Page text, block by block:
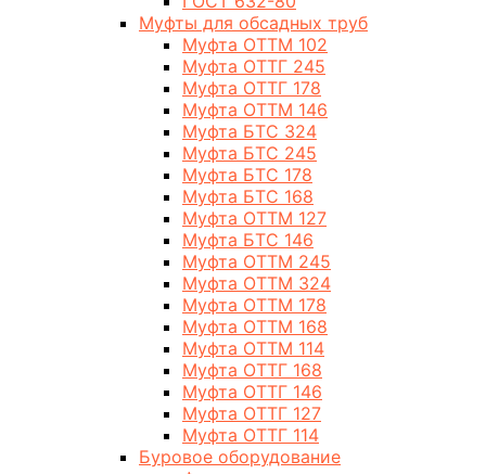
Муфты для обсадных труб
Муфта ОТТМ 102
Муфта ОТТГ 245
Муфта ОТТГ 178
Муфта ОТТМ 146
Муфта БТС 324
Муфта БТС 245
Муфта БТС 178
Муфта БТС 168
Муфта ОТТМ 127
Муфта БТС 146
Муфта ОТТМ 245
Муфта ОТТМ 324
Муфта ОТТМ 178
Муфта ОТТМ 168
Муфта ОТТМ 114
Муфта ОТТГ 168
Муфта ОТТГ 146
Муфта ОТТГ 127
Муфта ОТТГ 114
Буровое оборудование